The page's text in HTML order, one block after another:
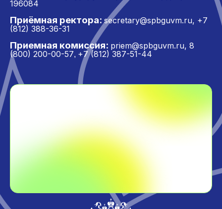
196084
Приёмная ректора: secretary@spbguvm.ru, +7
(812) 388-36-31
Приемная комиссия: priem@spbguvm.ru, 8
(800) 200-00-57, +7 (812) 387-51-44